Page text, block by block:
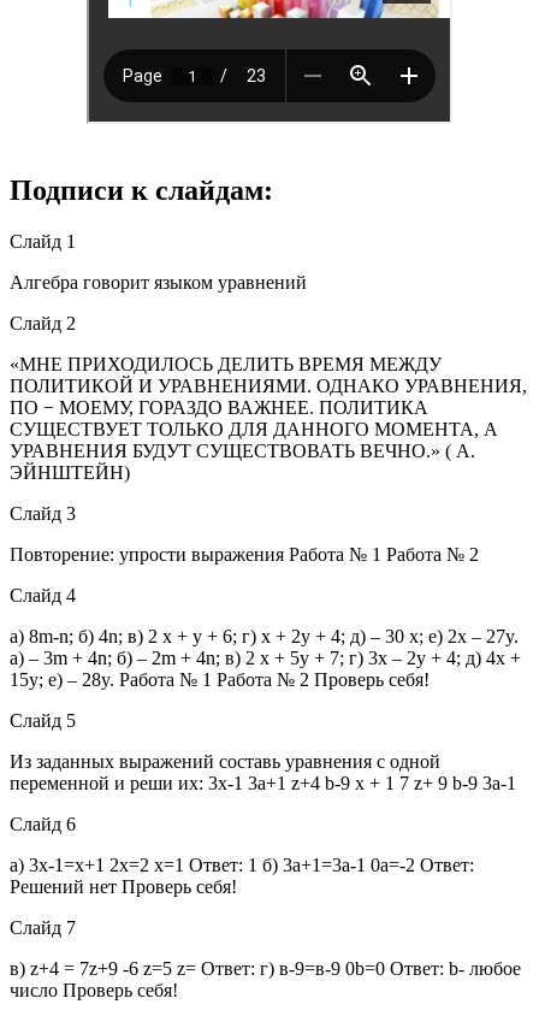
Подписи к слайдам:
Слайд 1
Алгебра говорит языком уравнений
Слайд 2
«МНЕ ПРИХОДИЛОСЬ ДЕЛИТЬ ВРЕМЯ МЕЖДУ
ПОЛИТИКОЙ И УРАВНЕНИЯМИ. ОДНАКО УРАВНЕНИЯ,
ПО − МОЕМУ, ГОРАЗДО ВАЖНЕЕ. ПОЛИТИКА
СУЩЕСТВУЕТ ТОЛЬКО ДЛЯ ДАННОГО МОМЕНТА, А
УРАВНЕНИЯ БУДУТ СУЩЕСТВОВАТЬ ВЕЧНО.» ( А.
ЭЙНШТЕЙН)
Слайд 3
Повторение: упрости выражения Работа № 1 Работа № 2
Слайд 4
a) 8m-n; б) 4n; в) 2 x + y + 6; г) x + 2y + 4; д) – 30 x; е) 2x – 27y.
a) – 3m + 4n; б) – 2m + 4n; в) 2 x + 5y + 7; г) 3x – 2y + 4; д) 4x +
15y; е) – 28y. Работа № 1 Работа № 2 Проверь себя!
Слайд 5
Из заданных выражений составь уравнения с одной
переменной и реши их: 3х-1 3а+1 z+4 b-9 х + 1 7 z+ 9 b-9 3а-1
Слайд 6
а) 3х-1=х+1 2х=2 х=1 Ответ: 1 б) 3а+1=3а-1 0а=-2 Ответ:
Решений нет Проверь себя!
Слайд 7
в) z+4 = 7z+9 -6 z=5 z= Ответ: г) в-9=в-9 0b=0 Ответ: b- любое
число Проверь себя!